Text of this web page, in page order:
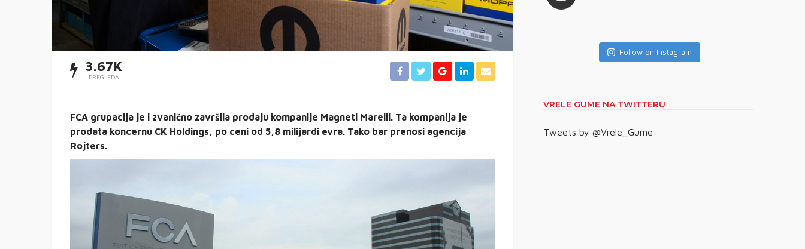
3.67K
PREGLEDA
FCA grupacija je i zvanično završila prodaju kompanije Magneti Marelli. Ta kompanija je
prodata koncernu CK Holdings, po ceni od 5,8 milijardi evra. Tako bar prenosi agencija
Rojters.
Follow on Instagram
VRELE GUME NA TWITTERU
Tweets by @Vrele_Gume